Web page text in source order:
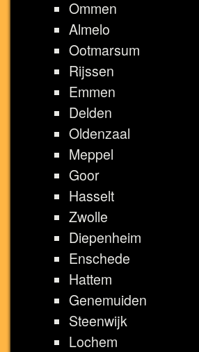
Ommen
Almelo
Ootmarsum
Rijssen
Emmen
Delden
Oldenzaal
Meppel
Goor
Hasselt
Zwolle
Diepenheim
Enschede
Hattem
Genemuiden
Steenwijk
Lochem